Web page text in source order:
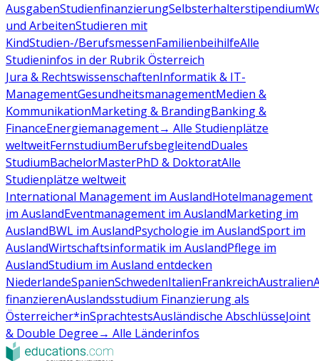
AusgabenStudienfinanzierungSelbsterhalterstipendium
und ArbeitenStudieren mit
KindStudien-/BerufsmessenFamilienbeihilfeAlle
Studieninfos in der Rubrik Österreich
Jura & RechtswissenschaftenInformatik & IT-
ManagementGesundheitsmanagementMedien &
KommunikationMarketing & BrandingBanking &
FinanceEnergiemanagement→ Alle Studienplätze
weltweitFernstudiumBerufsbegleitendDuales
StudiumBachelorMasterPhD & DoktoratAlle
Studienplätze weltweit
International Management im AuslandHotelmanagement
im AuslandEventmanagement im AuslandMarketing im
AuslandBWL im AuslandPsychologie im AuslandSport im
AuslandWirtschaftsinformatik im AuslandPflege im
AuslandStudium im Ausland entdecken
NiederlandeSpanienSchwedenItalienFrankreichAustralien
finanzierenAuslandsstudium Finanzierung als
Österreicher*inSprachtestsAusländische AbschlüsseJoint
& Double Degree→ Alle Länderinfos